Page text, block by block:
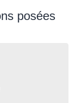
posées